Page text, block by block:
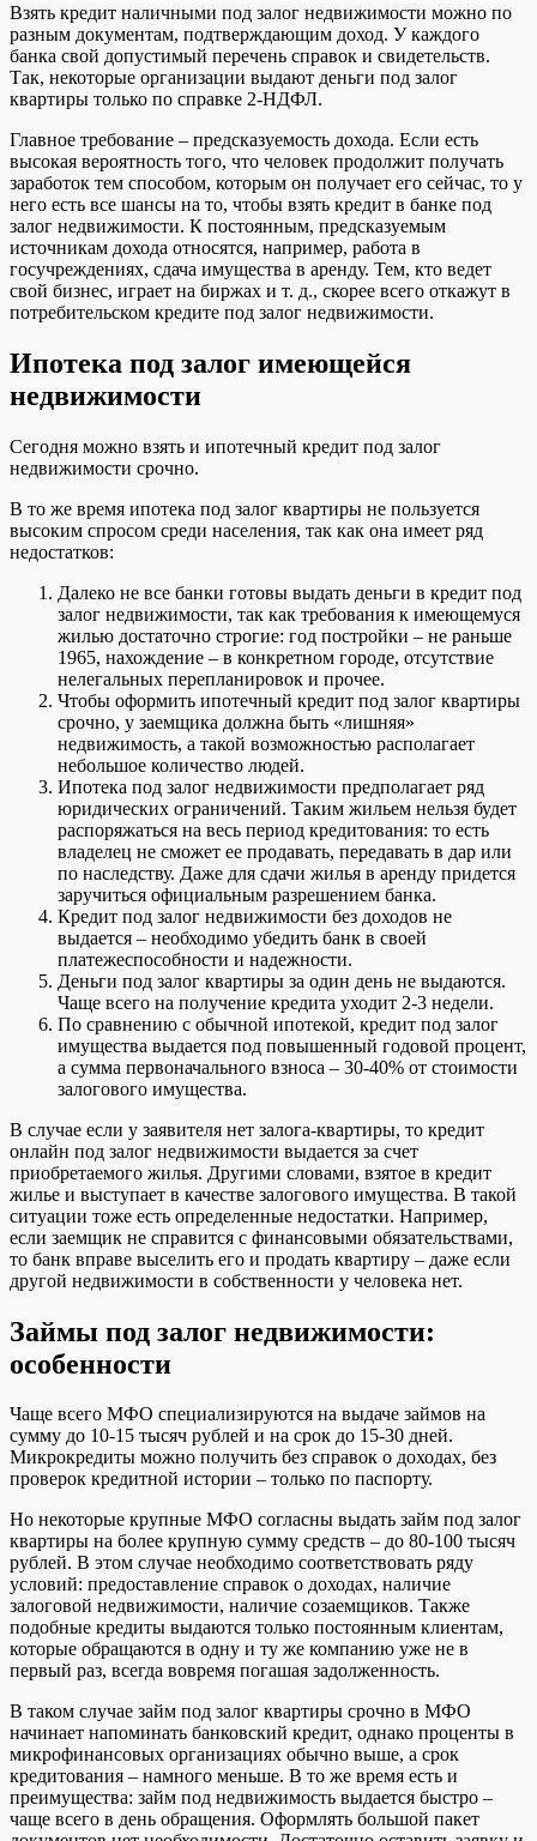
Взять кредит наличными под залог недвижимости можно по
разным документам, подтверждающим доход. У каждого
банка свой допустимый перечень справок и свидетельств.
Так, некоторые организации выдают деньги под залог
квартиры только по справке 2-НДФЛ.
Главное требование – предсказуемость дохода. Если есть
высокая вероятность того, что человек продолжит получать
заработок тем способом, которым он получает его сейчас, то у
него есть все шансы на то, чтобы взять кредит в банке под
залог недвижимости. К постоянным, предсказуемым
источникам дохода относятся, например, работа в
госучреждениях, сдача имущества в аренду. Тем, кто ведет
свой бизнес, играет на биржах и т. д., скорее всего откажут в
потребительском кредите под залог недвижимости.
Ипотека под залог имеющейся
недвижимости
Сегодня можно взять и ипотечный кредит под залог
недвижимости срочно.
В то же время ипотека под залог квартиры не пользуется
высоким спросом среди населения, так как она имеет ряд
недостатков:
Далеко не все банки готовы выдать деньги в кредит под
залог недвижимости, так как требования к имеющемуся
жилью достаточно строгие: год постройки – не раньше
1965, нахождение – в конкретном городе, отсутствие
нелегальных перепланировок и прочее.
Чтобы оформить ипотечный кредит под залог квартиры
срочно, у заемщика должна быть «лишняя»
недвижимость, а такой возможностью располагает
небольшое количество людей.
Ипотека под залог недвижимости предполагает ряд
юридических ограничений. Таким жильем нельзя будет
распоряжаться на весь период кредитования: то есть
владелец не сможет ее продавать, передавать в дар или
по наследству. Даже для сдачи жилья в аренду придется
заручиться официальным разрешением банка.
Кредит под залог недвижимости без доходов не
выдается – необходимо убедить банк в своей
платежеспособности и надежности.
Деньги под залог квартиры за один день не выдаются.
Чаще всего на получение кредита уходит 2-3 недели.
По сравнению с обычной ипотекой, кредит под залог
имущества выдается под повышенный годовой процент,
а сумма первоначального взноса – 30-40% от стоимости
залогового имущества.
В случае если у заявителя нет залога-квартиры, то кредит
онлайн под залог недвижимости выдается за счет
приобретаемого жилья. Другими словами, взятое в кредит
жилье и выступает в качестве залогового имущества. В такой
ситуации тоже есть определенные недостатки. Например,
если заемщик не справится с финансовыми обязательствами,
то банк вправе выселить его и продать квартиру – даже если
другой недвижимости в собственности у человека нет.
Займы под залог недвижимости:
особенности
Чаще всего МФО специализируются на выдаче займов на
сумму до 10-15 тысяч рублей и на срок до 15-30 дней.
Микрокредиты можно получить без справок о доходах, без
проверок кредитной истории – только по паспорту.
Но некоторые крупные МФО согласны выдать займ под залог
квартиры на более крупную сумму средств – до 80-100 тысяч
рублей. В этом случае необходимо соответствовать ряду
условий: предоставление справок о доходах, наличие
залоговой недвижимости, наличие созаемщиков. Также
подобные кредиты выдаются только постоянным клиентам,
которые обращаются в одну и ту же компанию уже не в
первый раз, всегда вовремя погашая задолженность.
В таком случае займ под залог квартиры срочно в МФО
начинает напоминать банковский кредит, однако проценты в
микрофинансовых организациях обычно выше, а срок
кредитования – намного меньше. В то же время есть и
преимущества: займ под недвижимость выдается быстро –
чаще всего в день обращения. Оформлять большой пакет